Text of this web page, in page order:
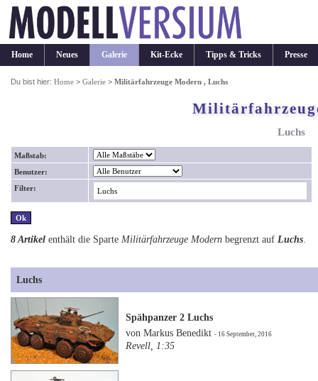
Home Neues Galerie Kit-Ecke Tipps & Tricks Presse
Du bist hier:Home >Galerie >Militärfahrzeuge Modern , Luchs
Luchs
Maßstab:
Benutzer:
Filter:
8 Artikel enthält die Sparte Militärfahrzeuge Modern begrenzt auf Luchs
Luchs
Spähpanzer 2 Luchs
von Markus Benedikt- 16 September, 2016
Revell, 1:35